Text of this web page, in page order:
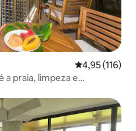
4,95 de uma
4,95 (116)
a praia, limpeza e